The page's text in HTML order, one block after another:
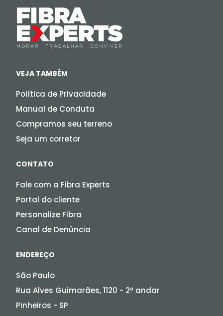
VEJA TAMBÉM
Política de Privacidade
Manual de Conduta
Compramos seu terreno
Seja um corretor
CONTATO
Fale com a Fibra Experts
Portal do cliente
Personalize Fibra
Canal de Denúncia
ENDEREÇO
São Paulo
Rua Alves Guimarães, 1120 - 2º andar
Pinheiros - SP